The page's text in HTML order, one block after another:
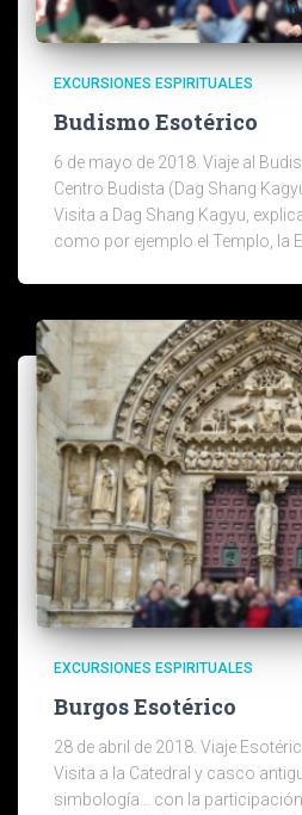
EXCURSIONES ESPIRITUALES
Budismo Esotérico
6 de mayo de 2018. Viaje al
Centro Budista (Dag Shang
Visita a Dag Shang Kagyu,
como por ejemplo el Templo, la
EXCURSIONES ESPIRITUALES
Burgos Esotérico
28 de abril de 2018. Viaje
Visita a la Catedral y casco
simbología… con la